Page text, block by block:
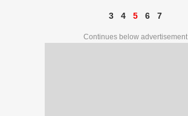
3 4 5 6 7
Continues below advertisement